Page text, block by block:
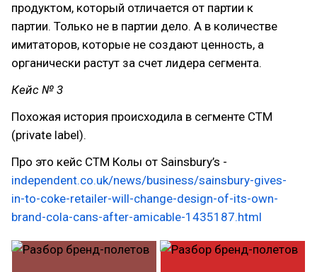
продуктом, который отличается от партии к
партии. Только не в партии дело. А в количестве
имитаторов, которые не создают ценность, а
органически растут за счет лидера сегмента.
Кейс № 3
Похожая история происходила в сегменте СТМ
(private label).
Про это кейс СТМ Колы от Sainsbury’s -
independent.co.uk/news/business/sainsbury-gives-
in-to-coke-retailer-will-change-design-of-its-own-
brand-cola-cans-after-amicable-1435187.html